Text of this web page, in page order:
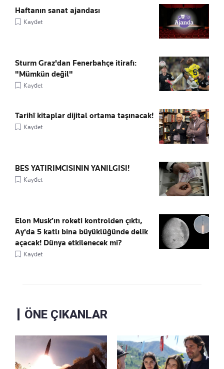
Haftanın sanat ajandası
Kaydet
Sturm Graz'dan Fenerbahçe itirafı:
"Mümkün değil"
Kaydet
Tarihî kitaplar dijital ortama taşınacak!
Kaydet
BES YATIRIMCISININ YANILGISI!
Kaydet
Elon Musk’ın roketi kontrolden çıktı,
Ay'da 5 katlı bina büyüklüğünde delik
açacak! Dünya etkilenecek mi?
Kaydet
ÖNE ÇIKANLAR